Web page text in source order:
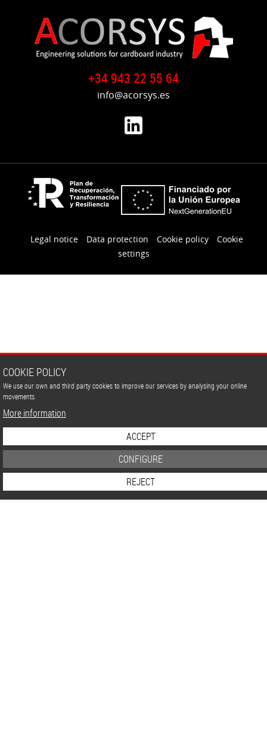
+34 943 22 55 64
info@acorsys.es
Legal notice Data protection Cookie policy
Cookie
settings
COOKIE POLICY
We use our own and third party cookies to improve our services by analysing your online
movements.
More information
ACCEPT
CONFIGURE
REJECT